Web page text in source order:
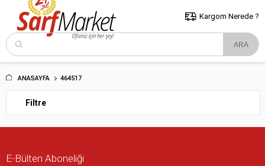
5000 TL ve Üzeri Alışverişlerde İstanbul İçi Kargo Bedava!
ve Trakya İçin Tıklayın..
Kargom Nerede ?
ANASAYFA 464517
Filtre
E-Bülten Aboneliği